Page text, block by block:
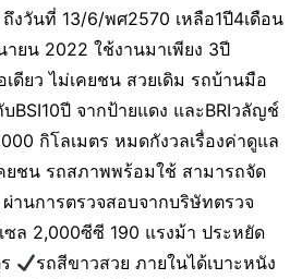
งวันที่ 13/6/พศ2570 เหลือ1ปี4เดือน
ยน 2022 ใช้งานมาเพียง 3ปี
ดียว ไม่เคยชน สวยเดิม รถบ้านมือ
BSI10ปี จากป้ายแดง และBRIวลัญช์
กิโลเมตร หมดกังวลเรื่องค่าดูแล
ยชน รถสภาพพร้อมใช้ สามารถจัด
านการตรวจสอบจากบริษัทตรวจ
ซล 2,000ซีซี 190 แรงม้า ประหยัด
รถสีขาวสวย ภายในได้เบาะหนัง